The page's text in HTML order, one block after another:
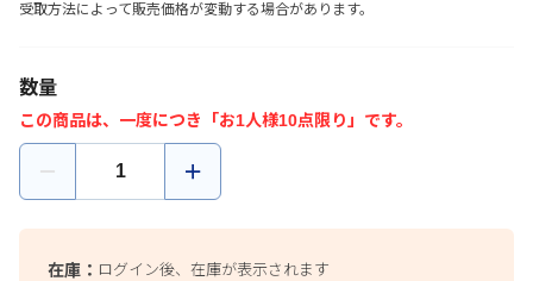
受取方法によって販売価格が変動する場合があります。
数量
この商品は、一度につき「お1人様10点限り」です。
在庫： ログイン後、在庫が表示されます